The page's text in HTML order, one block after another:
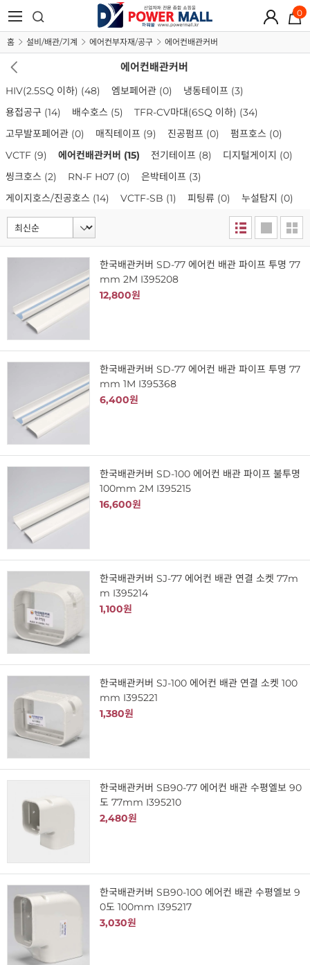
0
홈 설비/배관/기계 에어컨부자재/공구 에어컨배관커버
에어컨배관커버
HIV(2.5SQ 이하) (48) 엠보페어관 (0) 냉동테이프 (3)
용접공구 (14) 배수호스 (5) TFR-CV마대(6SQ 이하) (34)
고무발포페어관 (0) 매직테이프 (9) 진공펌프 (0) 펌프호스 (0)
VCTF (9) 에어컨배관커버 (15) 전기테이프 (8) 디지털게이지 (0)
씽크호스 (2) RN-F H07 (0) 은박테이프 (3)
게이지호스/진공호스 (14) VCTF-SB (1) 피팅류 (0) 누설탐지 (0)
한국배관커버 SD-77 에어컨 배관 파이프 투명 77
mm 2M I395208
12,800원
한국배관커버 SD-77 에어컨 배관 파이프 투명 77
mm 1M I395368
6,400원
한국배관커버 SD-100 에어컨 배관 파이프 불투명
100mm 2M I395215
16,600원
한국배관커버 SJ-77 에어컨 배관 연결 소켓 77m
m I395214
1,100원
한국배관커버 SJ-100 에어컨 배관 연결 소켓 100
mm I395221
1,380원
한국배관커버 SB90-77 에어컨 배관 수평엘보 90
도 77mm I395210
2,480원
한국배관커버 SB90-100 에어컨 배관 수평엘보 9
0도 100mm I395217
3,030원